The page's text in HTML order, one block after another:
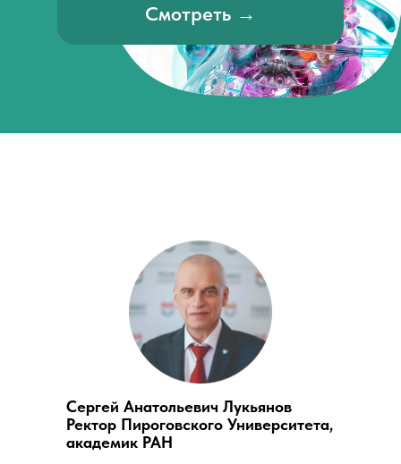
Смотреть →
Сергей Анатольевич Лукьянов
Ректор Пироговского Университета,
академик РАН